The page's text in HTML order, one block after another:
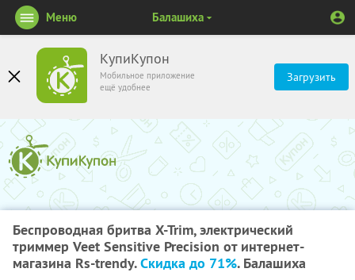
КупиКупон
Мобильное приложение
ещё удобнее
Загрузить
Меню Балашиха
Беспроводная бритва X-Trim, электрический
триммер Veet Sensitive Precision от интернет-
магазина Rs-trendy.Скидка до 71%. Балашиха